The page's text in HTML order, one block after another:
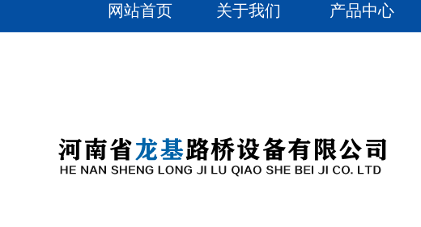
网站首页 关于我们 产品中心